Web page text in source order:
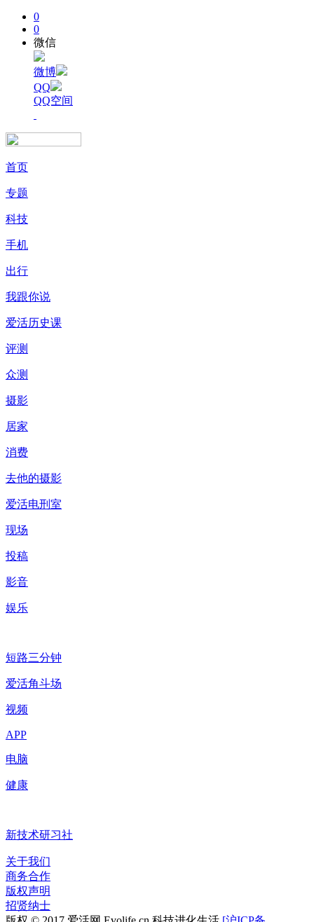
0
0
微信
微博
QQ
QQ空间
首页
专题
科技
手机
出行
我跟你说
爱活历史课
评测
众测
摄影
居家
消费
去他的摄影
爱活电刑室
现场
投稿
影音
娱乐
短路三分钟
爱活角斗场
视频
APP
电脑
健康
新技术研习社
关于我们
商务合作
版权声明
招贤纳士